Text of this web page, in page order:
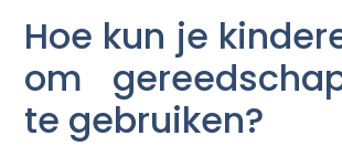
Hoe kun je
om
te gebruiken?